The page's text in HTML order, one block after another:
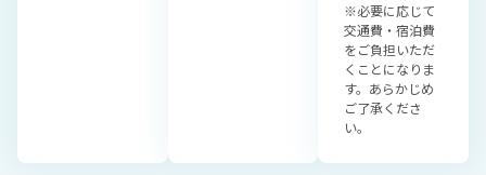
※必要に応じて
交通費・宿泊費
をご負担いただ
くことになりま
す。あらかじめ
ご了承くださ
い。